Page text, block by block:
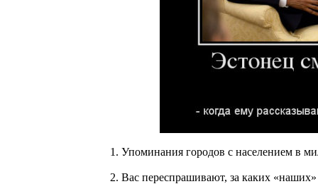
1. Упоминания городов с населением в
2. Вас переспрашивают, за каких